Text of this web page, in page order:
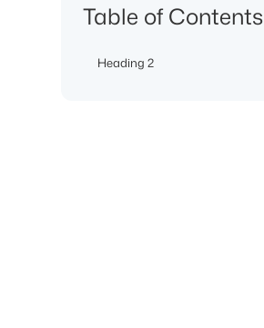
Table of Contents
Heading 2